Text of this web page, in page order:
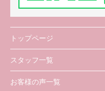
トップページ
スタッフ一覧
お客様の声一覧